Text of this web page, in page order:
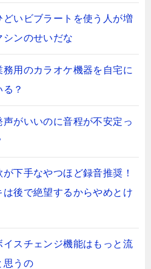
どいビブラートを使う人が増
シンのせいだな
務用のカラオケ機器を自宅に
？
声がいいのに音程が不安定っ
が下手なやつほど録音推奨！
は後で絶望するからやめとけ
イスチェンジ機能はもっと流
思うの